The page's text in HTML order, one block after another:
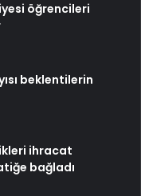
öğrencileri
beklentilerin
ihracat
bağladı